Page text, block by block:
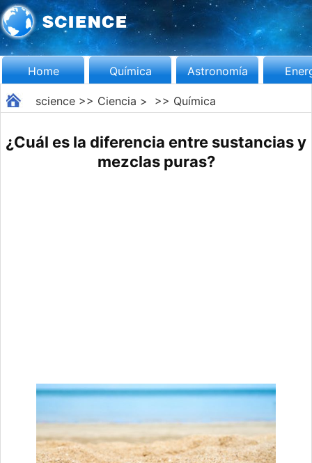
Home Química Astronomía
science>> Ciencia > >> Química
¿Cuál es la diferencia entre sustancias y
mezclas puras?